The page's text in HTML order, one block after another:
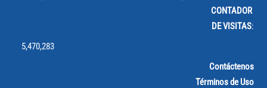
CONTADOR
DE VISITAS:
5,470,283
Contáctenos
Términos de Uso